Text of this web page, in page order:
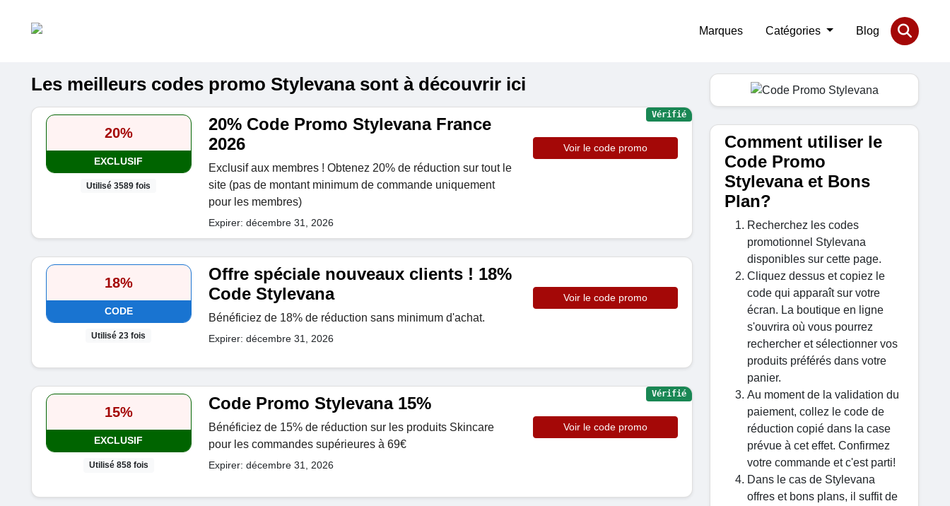
Marques Catégories Blog
Les meilleurs codes promo Stylevana sont à découvrir ici
20%
EXCLUSIF
Utilisé 3589 fois
20% Code Promo Stylevana France
2026
Exclusif aux membres ! Obtenez 20% de réduction sur tout le
site (pas de montant minimum de commande uniquement
pour les membres)
Expirer: décembre 31, 2026
Voir le code promo
Vérifié
18%
CODE
Utilisé 23 fois
Offre spéciale nouveaux clients ! 18%
Code Stylevana
Bénéficiez de 18% de réduction sans minimum d'achat.
Expirer: décembre 31, 2026
Voir le code promo
15%
EXCLUSIF
Utilisé 858 fois
Code Promo Stylevana 15%
Bénéficiez de 15% de réduction sur les produits Skincare
pour les commandes supérieures à 69€
Expirer: décembre 31, 2026
Voir le code promo
Vérifié
Comment utiliser le
Code Promo
Stylevana et Bons
Plan?
Recherchez les codes
promotionnel Stylevana
disponibles sur cette page.
Cliquez dessus et copiez le
code qui apparaît sur votre
écran. La boutique en ligne
s'ouvrira où vous pourrez
rechercher et sélectionner vos
produits préférés dans votre
panier.
Au moment de la validation du
paiement, collez le code de
réduction copié dans la case
prévue à cet effet. Confirmez
votre commande et c'est parti!
Dans le cas de Stylevana
offres et bons plans, il suffit de